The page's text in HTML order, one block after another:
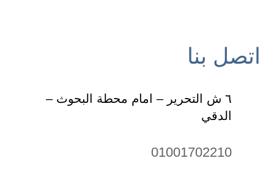
اتصل بنا
٦ ش التحرير – امام محطة البحوث –
الدقي
01001702210